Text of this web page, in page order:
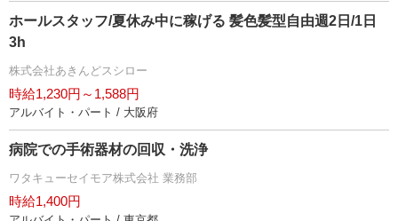
ホールスタッフ/夏休み中に稼げる 髪色髪型自由週2日/1日
3h
株式会社あきんどスシロー
時給1,230円～1,588円
アルバイト・パート / 大阪府
病院での手術器材の回収・洗浄
ワタキューセイモア株式会社 業務部
時給1,400円